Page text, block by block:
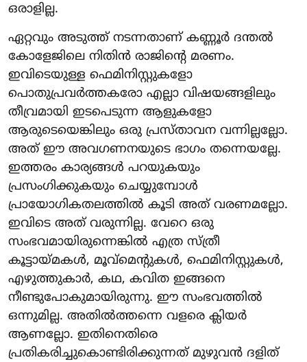
ഒരാളില്ല.
ഏറ്റവും അടുത്ത് നടന്നതാണ് കണ്ണൂർ ദന്തൽ
കോളേജിലെ നിതിൻ രാജിന്റെ മരണം.
ഇവിടെയുള്ള ഫെമിനിസ്റ്റുകളോ
പൊതുപ്രവർത്തകരോ എല്ലാ വിഷയങ്ങളിലും
തീവ്രമായി ഇടപെടുന്ന ആളുകളോ
ആരുടെയെങ്കിലും ഒരു പ്രസ്താവന വന്നില്ലല്ലോ.
അത് ഈ അവഗണനയുടെ ഭാഗം തന്നെയല്ലേ.
ഇത്തരം കാര്യങ്ങൾ പറയുകയും
പ്രസംഗിക്കുകയും ചെയ്യുമ്പോൾ
പ്രായോഗികതലത്തിൽ കൂടി അത് വരണമല്ലോ.
ഇവിടെ അത് വരുന്നില്ല. വേറെ ഒരു
സംഭവമായിരുന്നെങ്കിൽ എത്ര സ്ത്രീ
കൂട്ടായ്മകൾ, മൂവ്‌മെന്റുകൾ, ഫെമിനിസ്റ്റുകൾ,
എഴുത്തുകാർ, കഥ, കവിത ഇങ്ങനെ
നീണ്ടുപോകുമായിരുന്നു. ഈ സംഭവത്തിൽ
ഒന്നുമില്ല. അതിൽത്തന്നെ വളരെ ക്ലിയർ
ആണല്ലോ. ഇതിനെതിരെ
പ്രതികരിച്ചുകൊണ്ടിരിക്കുന്നത് മുഴുവൻ ദളിത്